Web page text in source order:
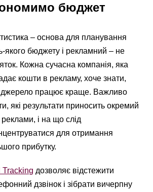
бюджет
– основа для планування
якого бюджету і рекламний – не
Кожна сучасна компанія, яка
кошти в рекламу, хоче знати,
джерело працює краще. Важливо
які результати приносить окремий
і на що слід
для отримання
прибутку.
Tracking дозволяє відстежити
дзвінок і зібрати вичерпну